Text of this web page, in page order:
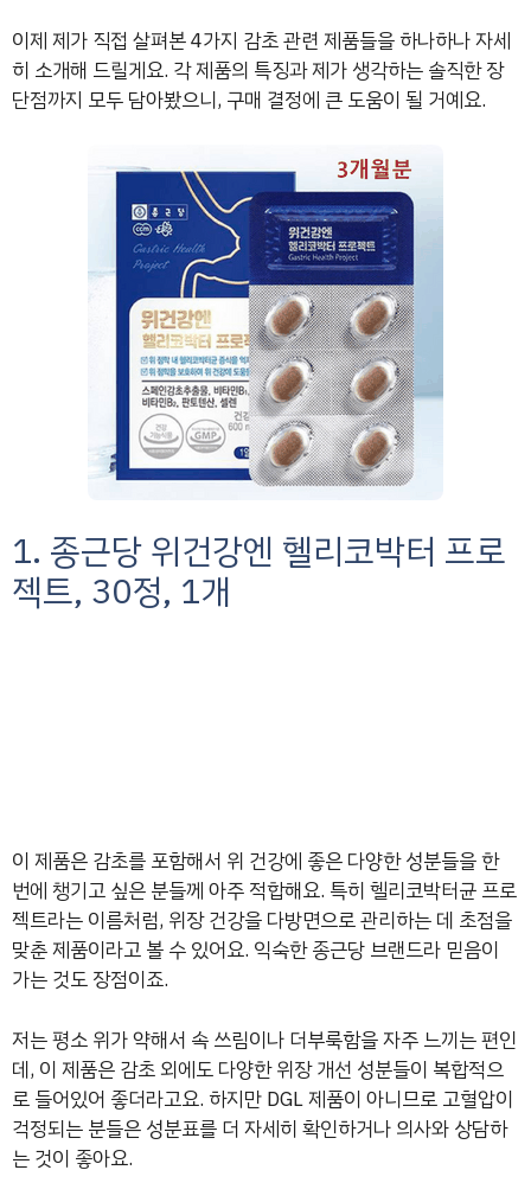
이제 제가 직접 살펴본 4가지 감초 관련 제품들을 하나하나 자세
히 소개해 드릴게요. 각 제품의 특징과 제가 생각하는 솔직한 장
단점까지 모두 담아봤으니, 구매 결정에 큰 도움이 될 거예요.
1. 종근당 위건강엔 헬리코박터 프로
젝트, 30정, 1개
이 제품은 감초를 포함해서 위 건강에 좋은 다양한 성분들을 한
번에 챙기고 싶은 분들께 아주 적합해요. 특히 헬리코박터균 프로
젝트라는 이름처럼, 위장 건강을 다방면으로 관리하는 데 초점을
맞춘 제품이라고 볼 수 있어요. 익숙한 종근당 브랜드라 믿음이
가는 것도 장점이죠.
저는 평소 위가 약해서 속 쓰림이나 더부룩함을 자주 느끼는 편인
데, 이 제품은 감초 외에도 다양한 위장 개선 성분들이 복합적으
로 들어있어 좋더라고요. 하지만 DGL 제품이 아니므로 고혈압이
걱정되는 분들은 성분표를 더 자세히 확인하거나 의사와 상담하
는 것이 좋아요.